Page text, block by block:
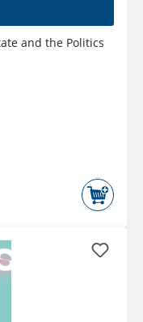
and the Politics